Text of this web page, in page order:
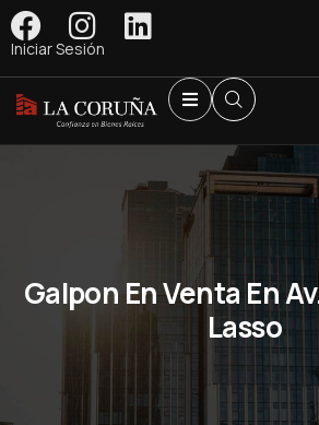
Iniciar Sesión
Galpon En Venta En
Lasso